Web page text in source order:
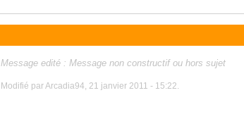
Message edité : Message non constructif ou hors sujet
Modifié par Arcadia94, 21 janvier 2011 - 15:22.